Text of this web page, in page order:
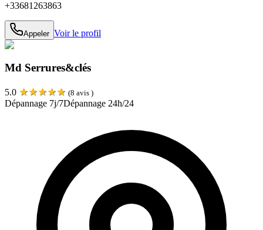
+33681263863
Appeler Voir le profil
Md Serrures&clés
5.0 ★★★★★ (8 avis )
Dépannage 7j/7Dépannage 24h/24